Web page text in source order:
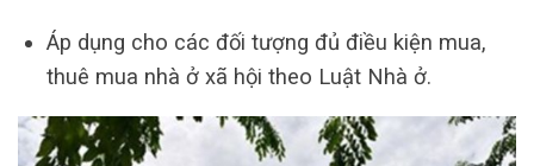
Áp dụng cho các đối tượng đủ điều kiện mua,
thuê mua nhà ở xã hội theo Luật Nhà ở.